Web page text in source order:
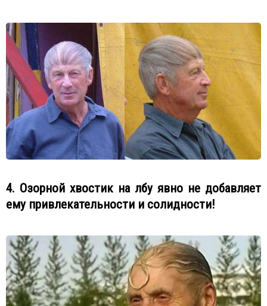
4. Озорной хвостик на лбу явно не добавляет
ему привлекательности и солидности!